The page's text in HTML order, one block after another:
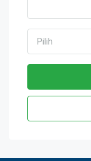
Pilih